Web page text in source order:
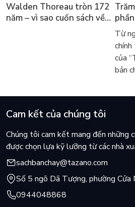
Walden Thoreau tròn 172
năm – vì sao cuốn sách về
trở
Từ
của
bản
Cam kết của chúng tôi
Chúng tôi cam kết mang đến những
được chọn lựa kỹ lưỡng từ các nhà
sachbanchay@tazano.com
Số 5 ngõ Dã Tượng, phường Cửa
0944048868